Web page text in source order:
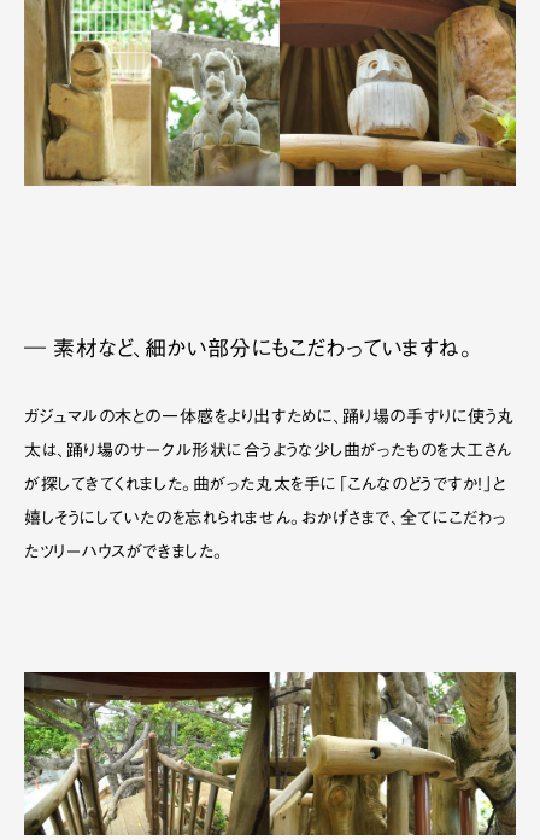
― 素材など、細かい部分にもこだわっていますね。
ガジュマルの木との一体感をより出すために、踊り場の手すりに使う丸
太は、踊り場のサークル形状に合うような少し曲がったものを大工さん
が探してきてくれました。曲がった丸太を手に「こんなのどうですか！」と
嬉しそうにしていたのを忘れられません。おかげさまで、全てにこだわっ
たツリーハウスができました。